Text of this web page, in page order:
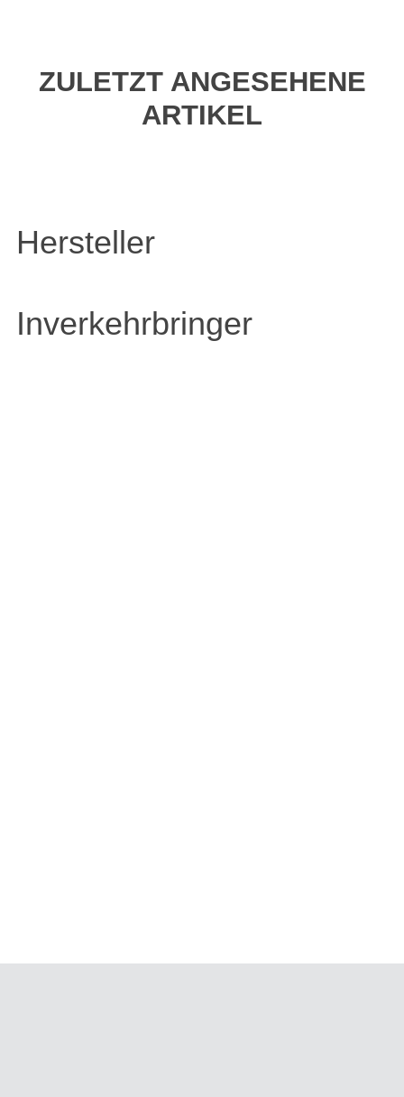
ZULETZT ANGESEHENE
ARTIKEL
Hersteller
Inverkehrbringer